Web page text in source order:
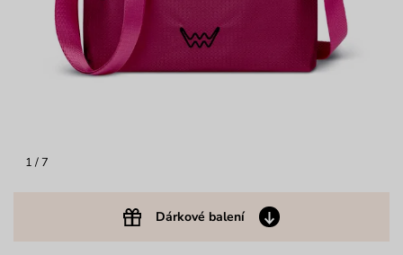
1 / 7
Dárkové balení